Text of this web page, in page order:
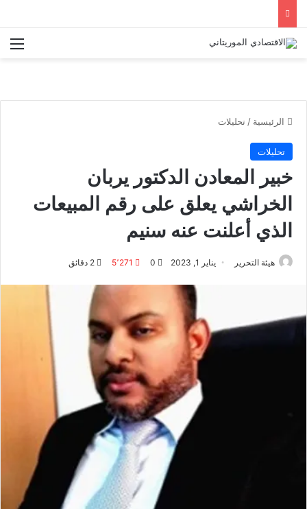
الرئيسية / تحليلات
تحليلات
خبير المعادن الدكتور يربان
الخراشي يعلق على رقم المبيعات
الذي أعلنت عنه سنيم
هيئة التحرير يناير 1, 2023 0 5٬271